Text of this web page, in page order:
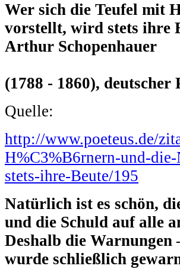
Wer sich die Teufel mit
vorstellt, wird stets ihre
Arthur Schopenhauer
(1788 - 1860), deutscher
Quelle:
http://www.poeteus.de/
H%C3%B6rnern-und-
stets-ihre-Beute/195
Natürlich ist es schön,
und die Schuld auf alle
Deshalb die Warnungen
wurde schließlich